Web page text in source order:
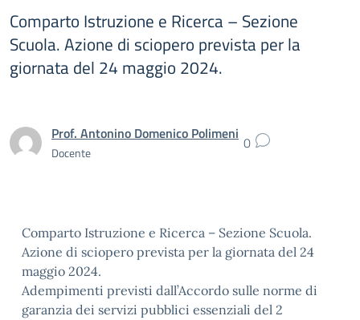
Comparto Istruzione e Ricerca – Sezione
Scuola. Azione di sciopero prevista per la
giornata del 24 maggio 2024.
Prof. Antonino Domenico Polimeni
Docente 0
Comparto Istruzione e Ricerca – Sezione Scuola.
Azione di sciopero prevista per la giornata del 24
maggio 2024.
Adempimenti previsti dall’Accordo sulle norme di
garanzia dei servizi pubblici essenziali del 2